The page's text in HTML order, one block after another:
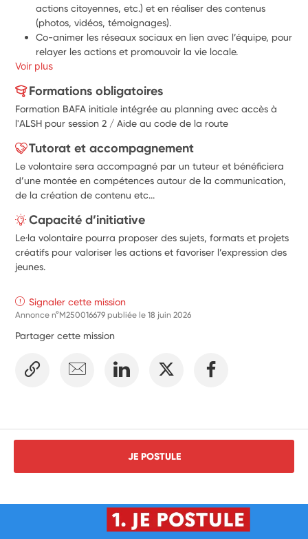
actions citoyennes, etc.) et en réaliser des contenus
(photos, vidéos, témoignages).
Co-animer les réseaux sociaux en lien avec l’équipe, pour
relayer les actions et promouvoir la vie locale.
Créer des supports de communication adaptés au public
Réaliser des interviews de jeunes, d’animateurs ou de
partenaires pour mettre en lumière leur engagement ou
leur parcours.
communication (podcasts, micro-trottoirs, formats
participatifs...).
Être à l’écoute des envies des jeunes pour leur permettre
de s’exprimer à travers des projets médias collaboratifs.
Voir plus
Formations obligatoires
Formation BAFA initiale intégrée au planning avec accès à
l'ALSH pour session 2 / Aide au code de la route
Tutorat et accompagnement
Le volontaire sera accompagné par un tuteur et bénéficiera
d’une montée en compétences autour de la communication,
de la création de contenu etc...
Capacité d’initiative
Le·la volontaire pourra proposer des sujets, formats et projets
créatifs pour valoriser les actions et favoriser l’expression des
jeunes.
Signaler cette mission
Annonce n°M250016679 publiée le18 juin 2026
Partager cette mission
JE POSTULE